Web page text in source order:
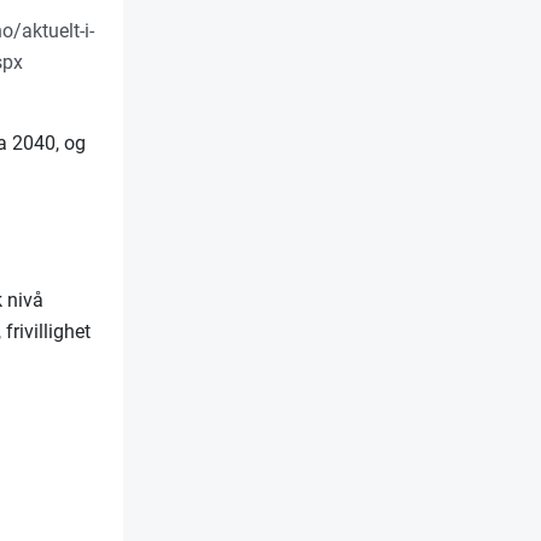
aktuelt-i-
2040, og
nivå
frivillighet